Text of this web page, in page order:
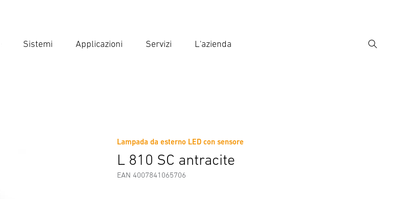
Sistemi Applicazioni Servizi L'azienda
Ricerca
Lampada da esterno LED con sensore
L 810 SC antracite
EAN 4007841065706
Informazioni sul produttore